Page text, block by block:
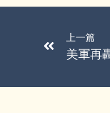
上一篇
美軍再